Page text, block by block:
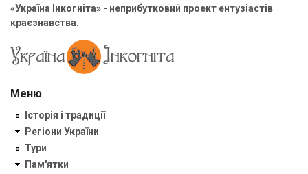
«Україна Інкогніта» - неприбутковий проект ентузіастів
краєзнавства.
Меню
Історія і традиції
Регіони України
Тури
Пам'ятки